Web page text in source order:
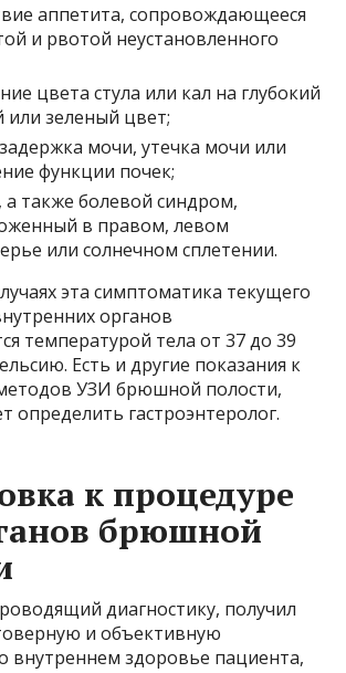
аппетита, сопровождающееся
и рвотой неустановленного
цвета стула или кал на глубокий
или зеленый цвет;
мочи, утечка мочи или
функции почек;
а также болевой синдром,
в правом, левом
или солнечном сплетении.
эта симптоматика текущего
органов
температурой тела от 37 до 39
Есть и другие показания к
УЗИ брюшной полости,
определить гастроэнтеролог.
к процедуре
брюшной
диагностику, получил
и объективную
здоровье пациента,